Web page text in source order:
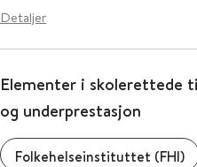
Detaljer
Elementer i skolerettede
og underprestasjon
Folkehelseinstituttet (FHI)